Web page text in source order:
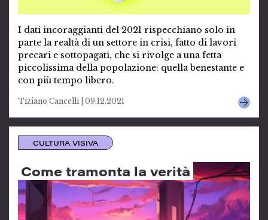
I dati incoraggianti del 2021 rispecchiano solo in
parte la realtà di un settore in crisi, fatto di lavori
precari e sottopagati, che si rivolge a una fetta
piccolissima della popolazione: quella benestante e
con più tempo libero.
Tiziano Cancelli | 09.12.2021
CULTURA VISIVA
Come tramonta la verità